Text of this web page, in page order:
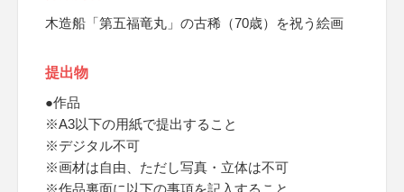
木造船「第五福竜丸」の古稀（70歳）を祝う絵画
提出物
●作品
※A3以下の用紙で提出すること
※デジタル不可
※画材は自由、ただし写真・立体は不可
※作品裏面に以下の事項を記入すること